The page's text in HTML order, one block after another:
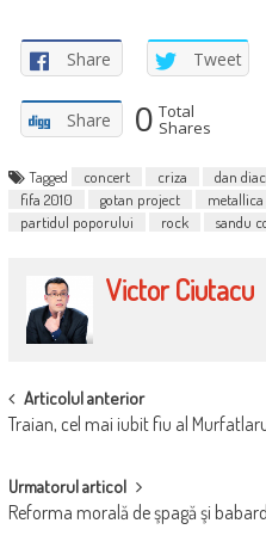
Share Tweet
Share 0 Total
Shares
Tagged concert criza dan
fifa 2010
gotan project metallica
partidul poporului
rock sandu
Victor Ciutacu
POST
NAVIGATION
Articolul anterior
Traian, cel mai iubit fiu al
Urmatorul articol
Reforma morală de şpagă şi